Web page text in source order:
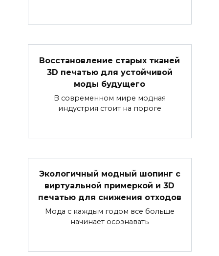
Восстановление старых тканей
3D печатью для устойчивой
моды будущего
В современном мире модная
индустрия стоит на пороге
Экологичный модный шопинг с
виртуальной примеркой и 3D
печатью для снижения отходов
Мода с каждым годом все больше
начинает осознавать